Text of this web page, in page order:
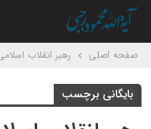
صفحه اصلی رهبر انقلاب
بایگانی برچسب